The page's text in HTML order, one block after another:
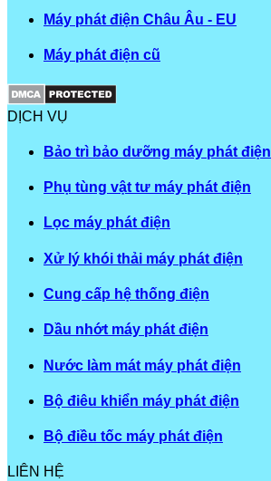
Máy phát điện Châu Âu - EU
Máy phát điện cũ
DỊCH VỤ
Bảo trì bảo dưỡng máy phát điện
Phụ tùng vật tư máy phát điện
Lọc máy phát điện
Xử lý khói thải máy phát điện
Cung cấp hệ thống điện
Dầu nhớt máy phát điện
Nước làm mát máy phát điện
Bộ điêu khiển máy phát điện
Bộ điều tốc máy phát điện
LIÊN HỆ